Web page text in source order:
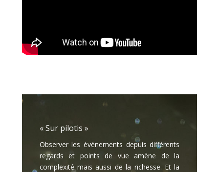
« Sur pilotis »
Observer les événements depuis différents
regards et points de vue amène de la
complexité mais aussi de la richesse. Et la